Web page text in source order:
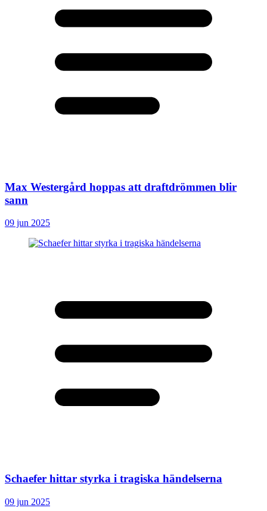
Max Westergård hoppas att draftdrömmen blir
sann
09 jun 2025
Schaefer hittar styrka i tragiska händelserna
09 jun 2025